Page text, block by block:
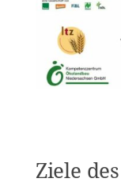
Ziele